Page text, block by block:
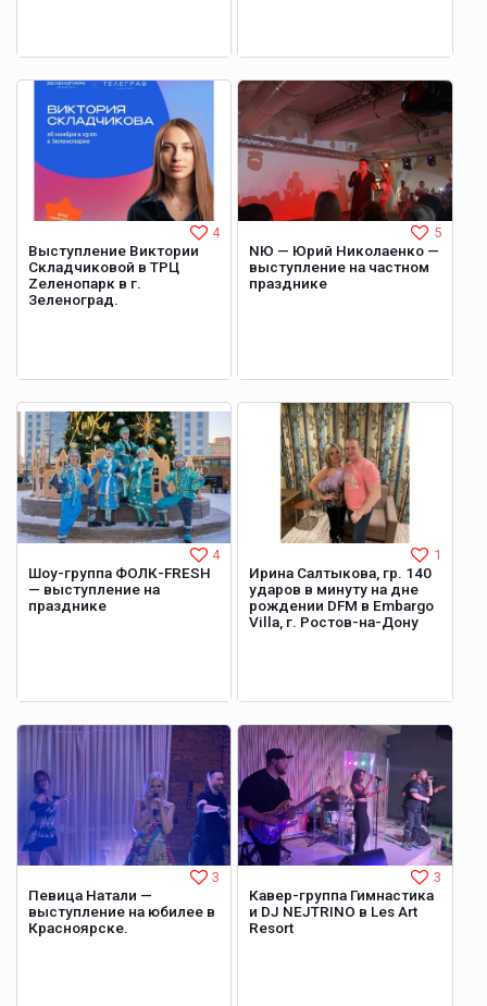
Выступление Виктории
Складчиковой в ТРЦ
Zеленопарк в г.
Зеленоград.
4
NЮ — Юрий Николаенко —
выступление на частном
празднике
5
Шоу-группа ФОЛК-FRESH
— выступление на
празднике
4
Ирина Салтыкова, гр. 140
ударов в минуту на дне
рождении DFM в Embargo
Villa, г. Ростов-на-Дону
1
Певица Натали —
выступление на юбилее в
Красноярске.
3
Кавер-группа Гимнастика
и DJ NEJTRINO в Les Art
Resort
3